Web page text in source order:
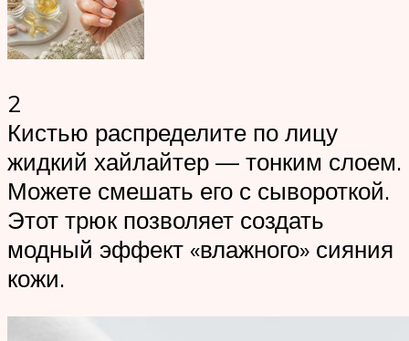
2
Кистью распределите по лицу
жидкий хайлайтер — тонким слоем.
Можете смешать его с сывороткой.
Этот трюк позволяет создать
модный эффект «влажного» сияния
кожи.